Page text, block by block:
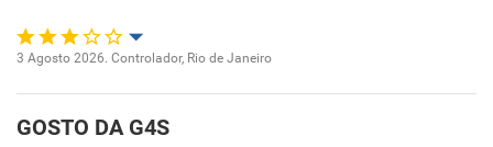
Ambiente de trabalho
3 Agosto 2026. Controlador, Rio de Janeiro
GOSTO DA G4S